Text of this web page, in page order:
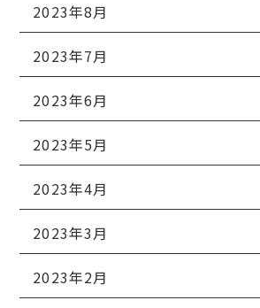
2023年8月
2023年7月
2023年6月
2023年5月
2023年4月
2023年3月
2023年2月